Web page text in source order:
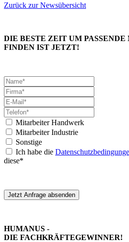
Zurück zur Newsübersicht
DIE BESTE ZEIT UM
FINDEN IST JETZT!
Mitarbeiter Handwerk
Mitarbeiter Industrie
Sonstige
Ich habe die
diese*
Jetzt Anfrage absenden
HUMANUS -
DIE FACHKRÄFTE­GEWINNER!